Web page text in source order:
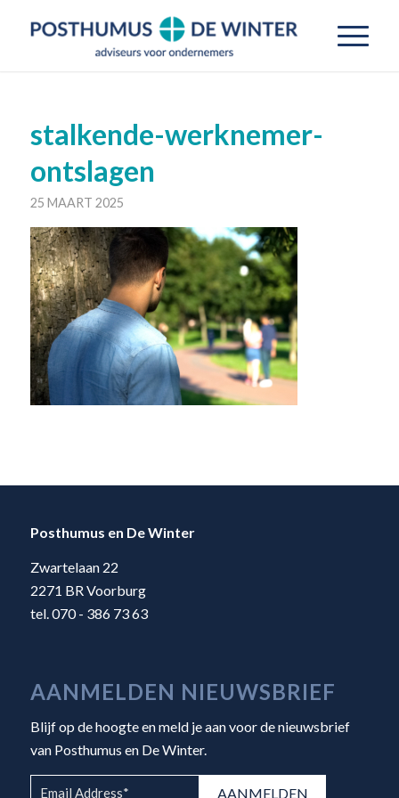
stalkende-werknemer-
ontslagen
25 MAART 2025
Posthumus en De Winter
Zwartelaan 22
2271 BR Voorburg
tel. 070 - 386 73 63
AANMELDEN NIEUWSBRIEF
Blijf op de hoogte en meld je aan voor de nieuwsbrief
van Posthumus en De Winter.